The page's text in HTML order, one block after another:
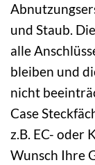
und Staub.
alle
bleiben und
nicht
Case
z.B. EC- oder
Wunsch Ihre